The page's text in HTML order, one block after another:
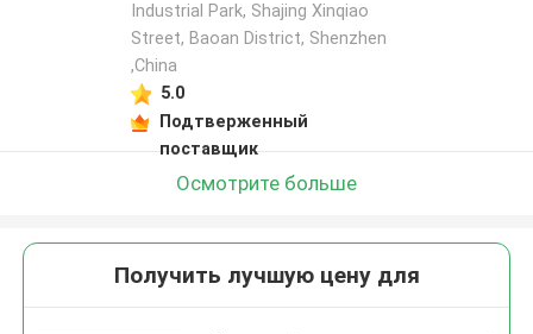
Industrial Park, Shajing Xinqiao
Street, Baoan District, Shenzhen
,China
5.0
Подтверженный
поставщик
Осмотрите больше
Получить лучшую цену для